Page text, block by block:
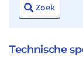
Zoek
Technische